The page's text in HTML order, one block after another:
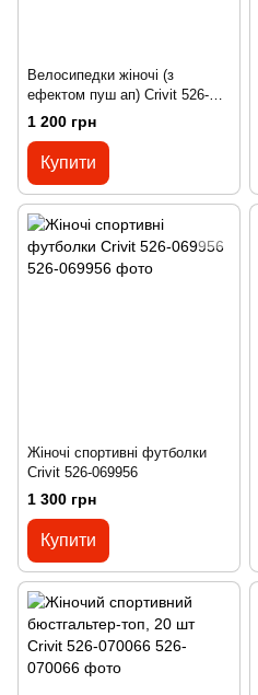
Велосипедки жіночі (з
ефектом пуш ап) Crivit 526-
071545
1 200 грн
Купити
Жіночі спортивні футболки
Crivit 526-069956
1 300 грн
Купити